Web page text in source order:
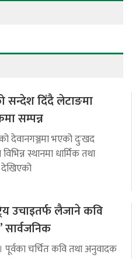
सन्देश दिँदै लेटाङमा
सम्पन्न
देवानगञ्जमा भएको दुःखद
स्थानमा धार्मिक तथा
उचाइतर्फ लैजाने कवि
सार्वजनिक
पूर्वका चर्चित कवि तथा अनुवादक